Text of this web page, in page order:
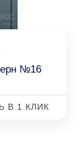
№16
В 1 КЛИК